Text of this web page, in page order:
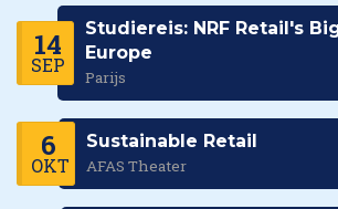
14
SEP
Studiereis: NRF Retail's
Europe
Parijs
6
OKT
Sustainable Retail
AFAS Theater